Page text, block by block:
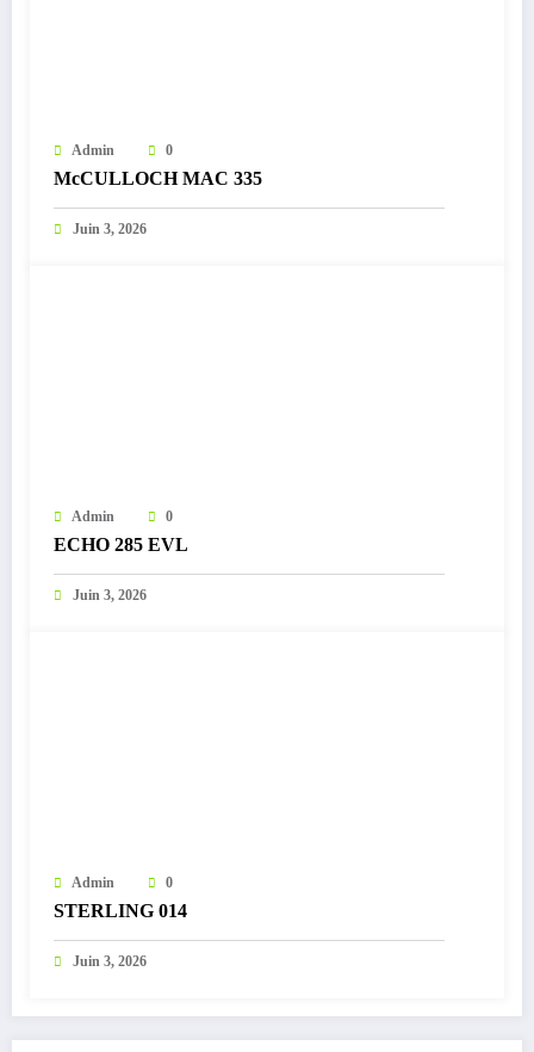
Admin 0
McCULLOCH MAC 335
Juin 3, 2026
Admin 0
ECHO 285 EVL
Juin 3, 2026
Admin 0
STERLING 014
Juin 3, 2026